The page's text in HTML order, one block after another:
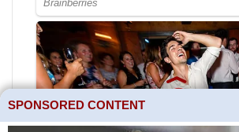
SPONSORED CONTENT